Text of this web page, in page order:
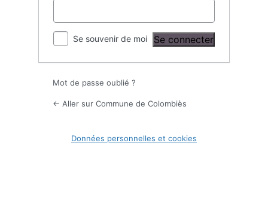
Se souvenir de moi
Mot de passe oublié ?
← Aller sur Commune de Colombiès
Données personnelles et cookies